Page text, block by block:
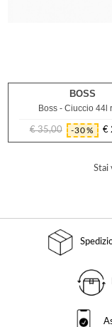
TU
BOSS
Boss - Ciuccio 44l
Prezzo
€ 35,00 -30%
Prezzo
€
Stai